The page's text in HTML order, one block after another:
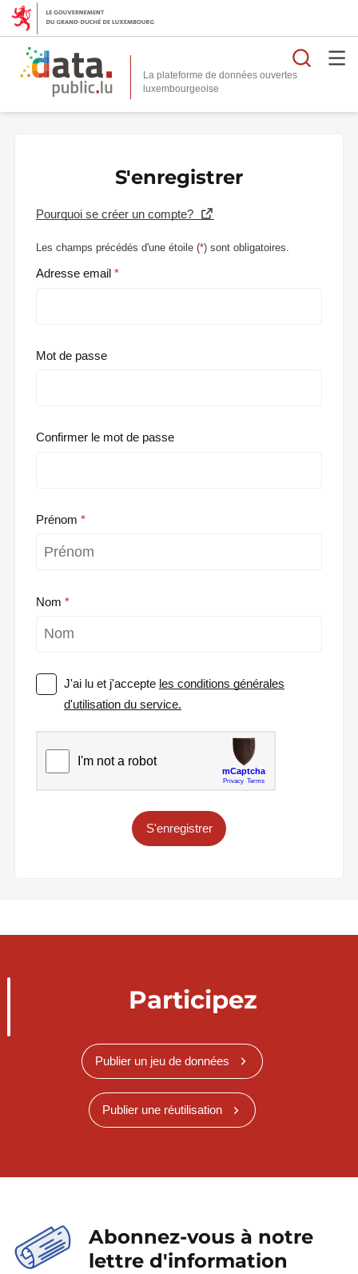
La plateforme de données ouvertes
S'enregistrer
Pourquoi se créer un compte?
Les champs précédés d'une étoile (*) sont obligatoires.
Adresse email
Mot de passe
Confirmer le mot de passe
Prénom
Nom
J'ai lu et j'accepte les conditions générales
d'utilisation du service.
S'enregistrer
Participez
Publier un jeu de données
Publier une réutilisation
Abonnez-vous à notre
lettre d'information